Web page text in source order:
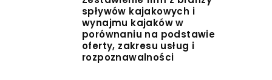
spływów kajakowych i
wynajmu kajaków w
porównaniu na podstawie
oferty, zakresu usług i
rozpoznawalności